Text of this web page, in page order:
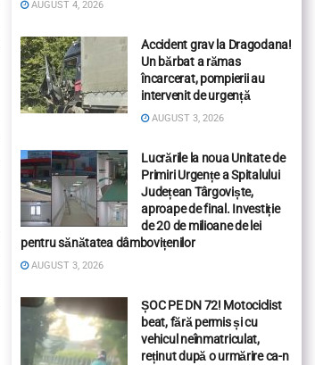
AUGUST 4, 2026
Accident grav la Dragodana!
Un bărbat a rămas
încarcerat, pompierii au
intervenit de urgență
AUGUST 3, 2026
Lucrările la noua Unitate de
Primiri Urgențe a Spitalului
Județean Târgoviște,
aproape de final. Investiție
de 20 de milioane de lei
pentru sănătatea dâmbovițenilor
AUGUST 3, 2026
ȘOC PE DN 72! Motociclist
beat, fără permis și cu
vehicul neînmatriculat,
reținut după o urmărire ca-n